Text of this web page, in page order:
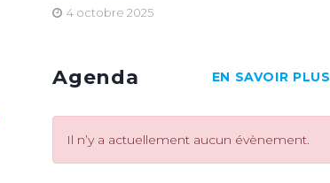
4 octobre 2025
Agenda EN SAVOIR PLUS
Il n’y a actuellement aucun évènement.